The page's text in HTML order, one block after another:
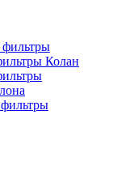
Колан